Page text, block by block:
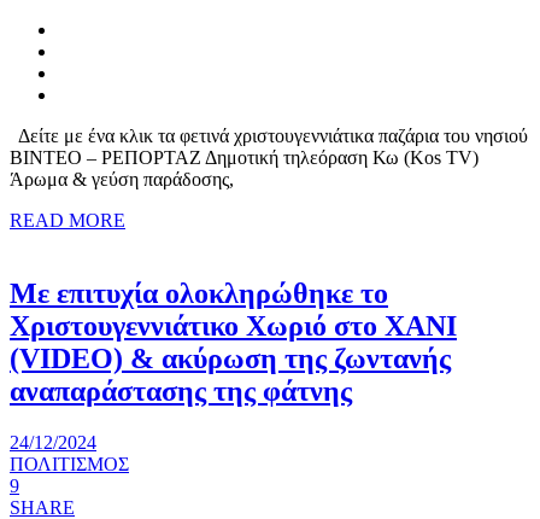
Δείτε με ένα κλικ τα φετινά χριστουγεννιάτικα παζάρια του νησιού
ΒΙΝΤΕΟ – ΡΕΠΟΡΤΑΖ Δημοτική τηλεόραση Κω (Kos TV)
Άρωμα & γεύση παράδοσης,
READ MORE
Με επιτυχία ολοκληρώθηκε το
Χριστουγεννιάτικο Χωριό στο ΧΑΝΙ
(VIDEO) & ακύρωση της ζωντανής
αναπαράστασης της φάτνης
24/12/2024
ΠΟΛΙΤΙΣΜΟΣ
9
SHARE